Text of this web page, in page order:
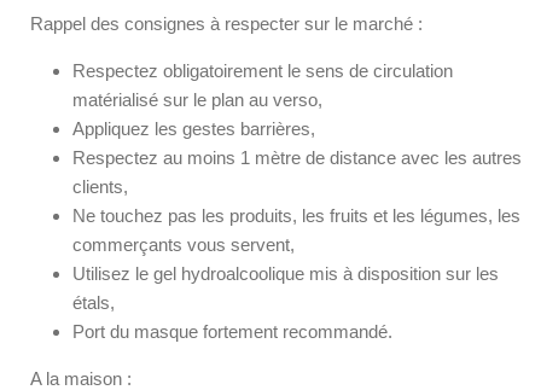
Rappel des consignes à respecter sur le marché :
Respectez obligatoirement le sens de circulation
matérialisé sur le plan au verso,
Appliquez les gestes barrières,
Respectez au moins 1 mètre de distance avec les autres
clients,
Ne touchez pas les produits, les fruits et les légumes, les
commerçants vous servent,
Utilisez le gel hydroalcoolique mis à disposition sur les
étals,
Port du masque fortement recommandé.
A la maison :